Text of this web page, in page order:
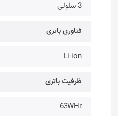
3 سلولی
فناوری باتری
Li-ion
ظرفیت باتری
63WHr